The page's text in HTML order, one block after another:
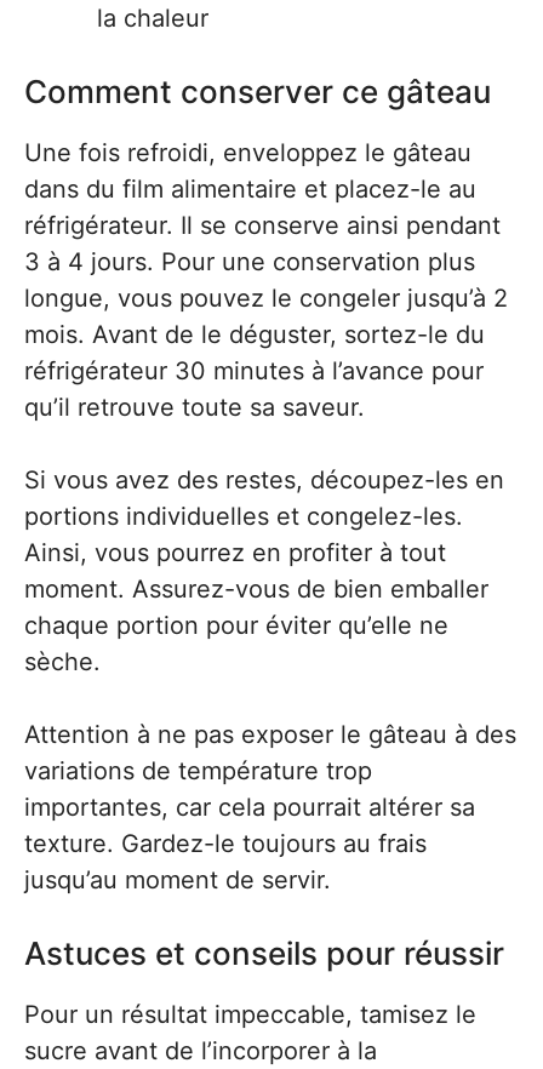
la chaleur
Comment conserver ce gâteau
Une fois refroidi, enveloppez le gâteau
dans du film alimentaire et placez-le au
réfrigérateur. Il se conserve ainsi pendant
3 à 4 jours. Pour une conservation plus
longue, vous pouvez le congeler jusqu’à 2
mois. Avant de le déguster, sortez-le du
réfrigérateur 30 minutes à l’avance pour
qu’il retrouve toute sa saveur.
Si vous avez des restes, découpez-les en
portions individuelles et congelez-les.
Ainsi, vous pourrez en profiter à tout
moment. Assurez-vous de bien emballer
chaque portion pour éviter qu’elle ne
sèche.
Attention à ne pas exposer le gâteau à des
variations de température trop
importantes, car cela pourrait altérer sa
texture. Gardez-le toujours au frais
jusqu’au moment de servir.
Astuces et conseils pour réussir
Pour un résultat impeccable, tamisez le
sucre avant de l’incorporer à la